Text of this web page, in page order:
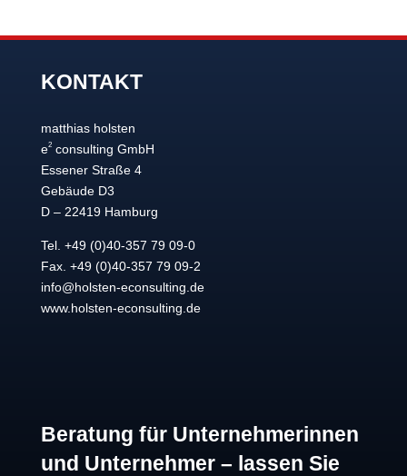
KONTAKT
matthias holsten
e2consulting GmbH
Essener Straße 4
Gebäude D3
D – 22419 Hamburg
Tel. +49 (0)40-357 79 09-0
Fax. +49 (0)40-357 79 09-2
info@holsten-econsulting.de
www.holsten-econsulting.de
Beratung für Unternehmerinnen
und Unternehmer – lassen Sie